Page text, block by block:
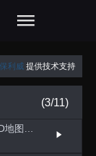
保利威 提供技术支持
(3/11)